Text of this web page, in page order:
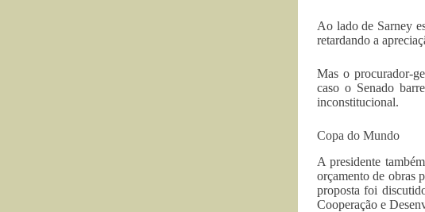
Ao lado de Sarney
retardando a
Mas o procurador-
caso o Senado
inconstitucional.
Copa do Mundo
A presidente
orçamento de obras
proposta foi
Cooperação e